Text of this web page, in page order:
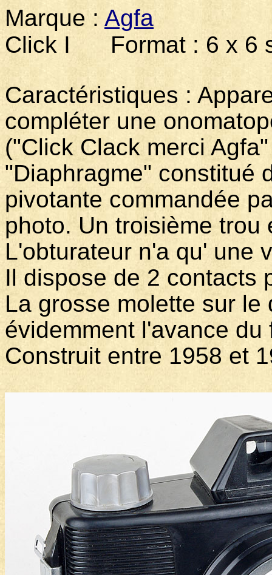
Marque : Agfa
Click I Format : 6 x 6
Caractéristiques :
compléter une
("Click Clack merci
"Diaphragme" constitué
pivotante commandée
photo. Un troisième
L'obturateur n'a qu' une
Il dispose de 2
La grosse molette sur
évidemment l'avance
Construit entre 1958 et